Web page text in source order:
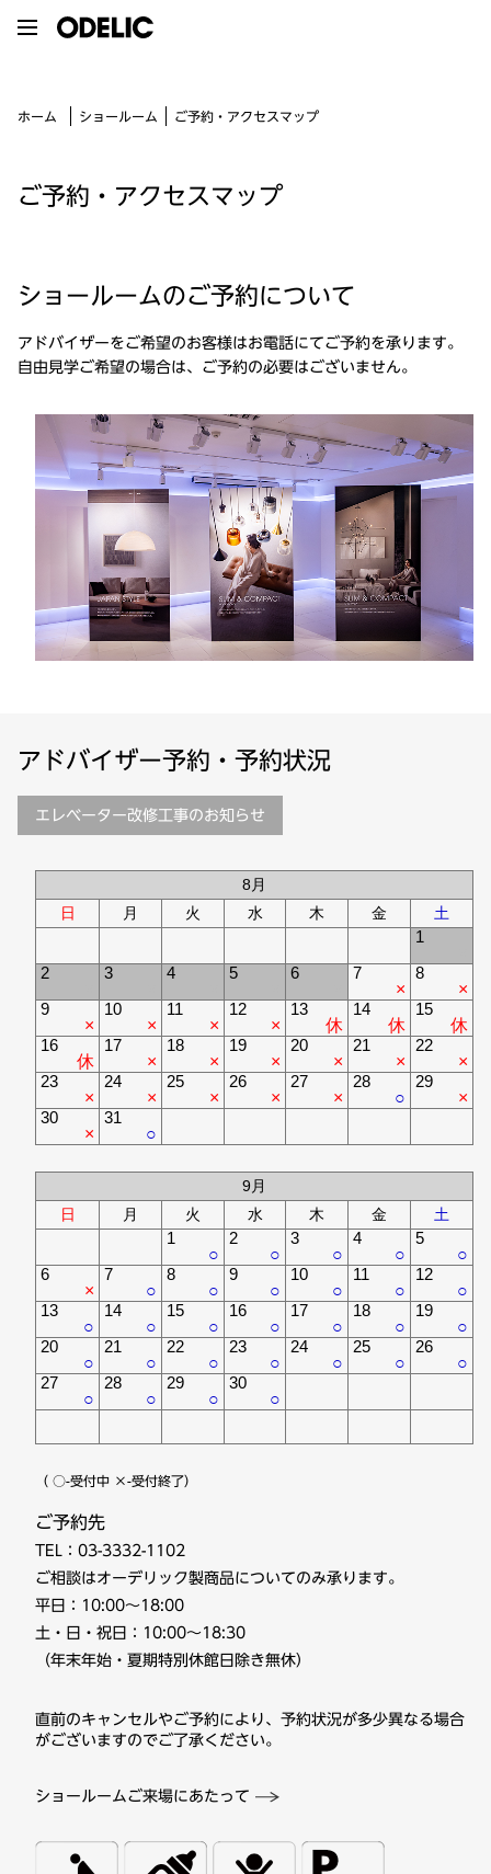
ホーム ショールーム ご予約・アクセスマップ
ご予約・アクセスマップ
ショールームのご予約について
アドバイザーをご希望のお客様はお電話にてご予約を承ります。
自由見学ご希望の場合は、ご予約の必要はございません。
アドバイザー予約・予約状況
エレベーター改修工事のお知らせ
8月
日
月 火 水 木 金
土
1
2 3 4 5 6 7
×
8
×
9
×
10
×
11
×
12
×
13
休
14
休
15
休
16
休
17
×
18
×
19
×
20
×
21
×
22
×
23
×
24
×
25
×
26
×
27
×
28
○
29
×
30
×
31
○
9月
日
月 火 水 木 金
土
1
○
2
○
3
○
4
○
5
○
6
×
7
○
8
○
9
○
10
○
11
○
12
○
13
○
14
○
15
○
16
○
17
○
18
○
19
○
20
○
21
○
22
○
23
○
24
○
25
○
26
○
27
○
28
○
29
○
30
○
（ ○-受付中 ×-受付終了）
ご予約先
TEL： 03-3332-1102
ご相談はオーデリック製商品についてのみ承ります。
平日：10:00～18:00
土・日・祝日：10:00～18:30
（年末年始・夏期特別休館日除き無休）
直前のキャンセルやご予約により、予約状況が多少異なる場合
がございますのでご了承ください。
ショールームご来場にあたって